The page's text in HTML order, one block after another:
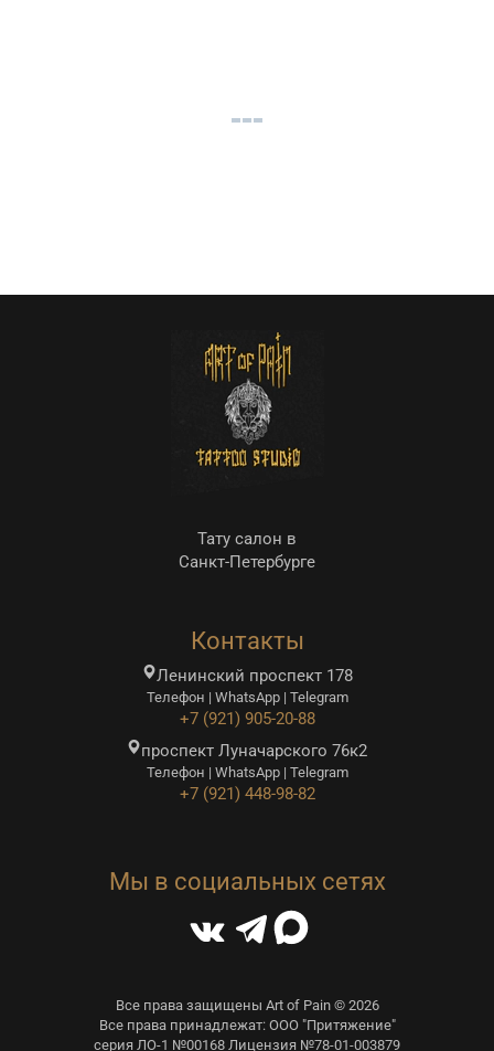
Тату салон в
Санкт-Петербурге
Контакты
Ленинский проспект 178
Телефон | WhatsApp | Telegram
+7 (921) 905-20-88
проспект Луначарского 76к2
Телефон | WhatsApp | Telegram
+7 (921) 448-98-82
Мы в социальных сетях
Все права защищены Art of Pain © 2026
Все права принадлежат: ООО "Притяжение"
серия ЛО-1 №00168 Лицензия №78-01-003879